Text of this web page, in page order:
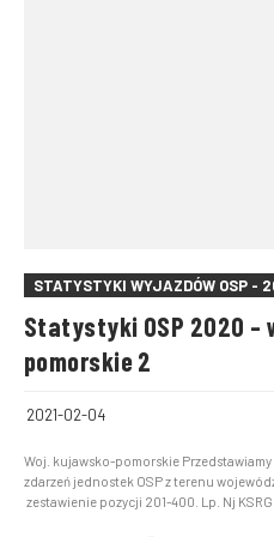
STATYSTYKI WYJAZDÓW OSP -
Statystyki OSP 2020 –
pomorskie 2
2021-02-04
Woj. kujawsko-pomorskie
zdarzeń jednostek OSP z terenu
zestawienie pozycji 201-400. Lp. Nj KSRG